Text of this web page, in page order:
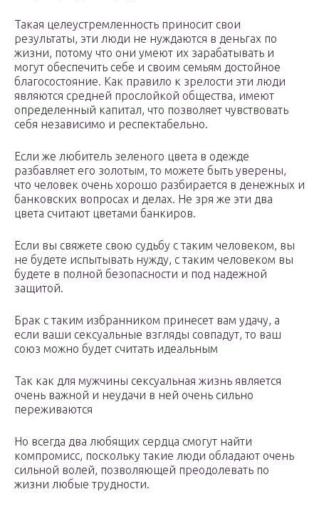
Такая целеустремленность приносит свои
результаты, эти люди не нуждаются в деньгах по
жизни, потому что они умеют их зарабатывать и
могут обеспечить себе и своим семьям достойное
благосостояние. Как правило к зрелости эти люди
являются средней прослойкой общества, имеют
определенный капитал, что позволяет чувствовать
себя независимо и респектабельно.
Если же любитель зеленого цвета в одежде
разбавляет его золотым, то можете быть уверены,
что человек очень хорошо разбирается в денежных и
банковских вопросах и делах. Не зря же эти два
цвета считают цветами банкиров.
Если вы свяжете свою судьбу с таким человеком, вы
не будете испытывать нужду, с таким человеком вы
будете в полной безопасности и под надежной
защитой.
Брак с таким избранником принесет вам удачу, а
если ваши сексуальные взгляды совпадут, то ваш
союз можно будет считать идеальным
Так как для мужчины сексуальная жизнь является
очень важной и неудачи в ней очень сильно
переживаются
Но всегда два любящих сердца смогут найти
компромисс, поскольку такие люди обладают очень
сильной волей, позволяющей преодолевать по
жизни любые трудности.